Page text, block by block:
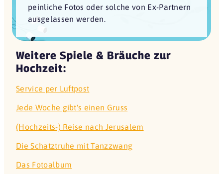
peinliche Fotos oder solche von Ex-Partnern
ausgelassen werden.
Weitere Spiele & Bräuche zur
Hochzeit:
Service per Luftpost
Jede Woche gibt's einen Gruss
(Hochzeits-) Reise nach Jerusalem
Die Schatztruhe mit Tanzzwang
Das Fotoalbum